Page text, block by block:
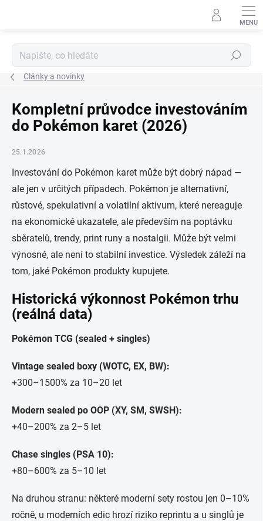
Hledat
Články a novinky
Kompletní průvodce investováním
do Pokémon karet (2026)
25.1.2026
Investování do Pokémon karet může být dobrý nápad —
ale jen v určitých případech. Pokémon je alternativní,
růstové, spekulativní a volatilní aktivum, které nereaguje
na ekonomické ukazatele, ale především na poptávku
sběratelů, trendy, print runy a nostalgii. Může být velmi
výnosné, ale není to stabilní investice. Výsledek záleží na
tom, jaké Pokémon produkty kupujete.
Historická výkonnost Pokémon trhu
(reálná data)
Pokémon TCG (sealed + singles)
Vintage sealed boxy (WOTC, EX, BW):
+300–1500% za 10–20 let
Modern sealed po OOP (XY, SM, SWSH):
+40–200% za 2–5 let
Chase singles (PSA 10):
+80–600% za 5–10 let
Na druhou stranu: některé moderní sety rostou jen 0–10%
ročně, u moderních edic hrozí riziko reprintu a u singlů je